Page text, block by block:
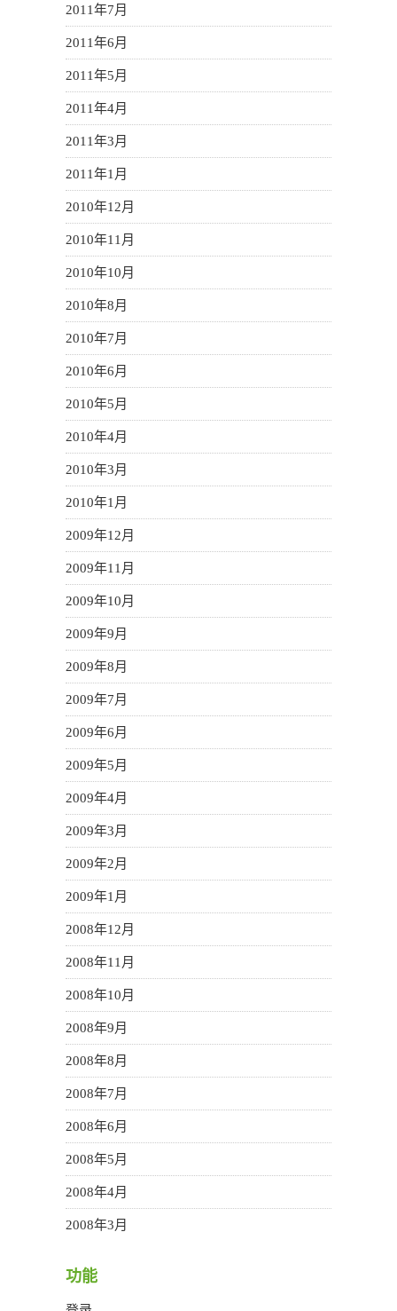
2011年7月
2011年6月
2011年5月
2011年4月
2011年3月
2011年1月
2010年12月
2010年11月
2010年10月
2010年8月
2010年7月
2010年6月
2010年5月
2010年4月
2010年3月
2010年1月
2009年12月
2009年11月
2009年10月
2009年9月
2009年8月
2009年7月
2009年6月
2009年5月
2009年4月
2009年3月
2009年2月
2009年1月
2008年12月
2008年11月
2008年10月
2008年9月
2008年8月
2008年7月
2008年6月
2008年5月
2008年4月
2008年3月
功能